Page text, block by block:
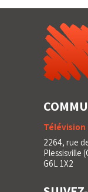
Télévision
2264, rue
Plessisville
G6L 1X2